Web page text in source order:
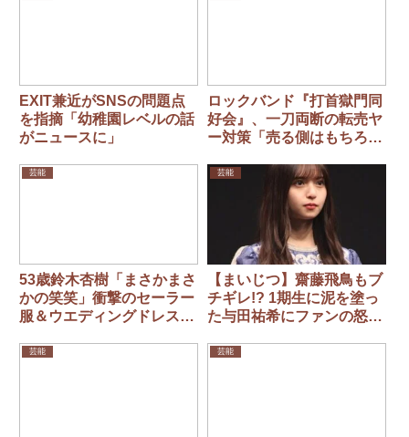
EXIT兼近がSNSの問題点
を指摘「幼稚園レベルの話
がニュースに」
ロックバンド『打首獄門同
好会』、一刀両断の転売ヤ
ー対策「売る側はもちろ
と見なします」
芸能
53歳鈴木杏樹「まさかまさ
かの笑笑」衝撃のセーラー
服＆ウエディングドレス姿
芸能
【まいじつ】齋藤飛鳥もブ
チギレ!? 1期生に泥を塗っ
た与田祐希にファンの怒り
芸能 芸能